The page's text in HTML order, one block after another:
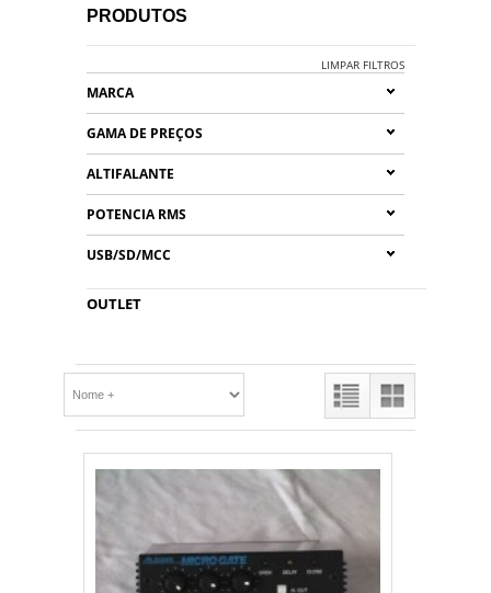
PRODUTOS
LIMPAR FILTROS
MARCA
GAMA DE PREÇOS
ALTIFALANTE
POTENCIA RMS
USB/SD/MCC
OUTLET